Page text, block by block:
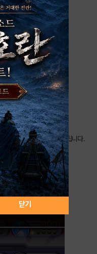
내보내는 방식으로 진행됩니다.
닫기